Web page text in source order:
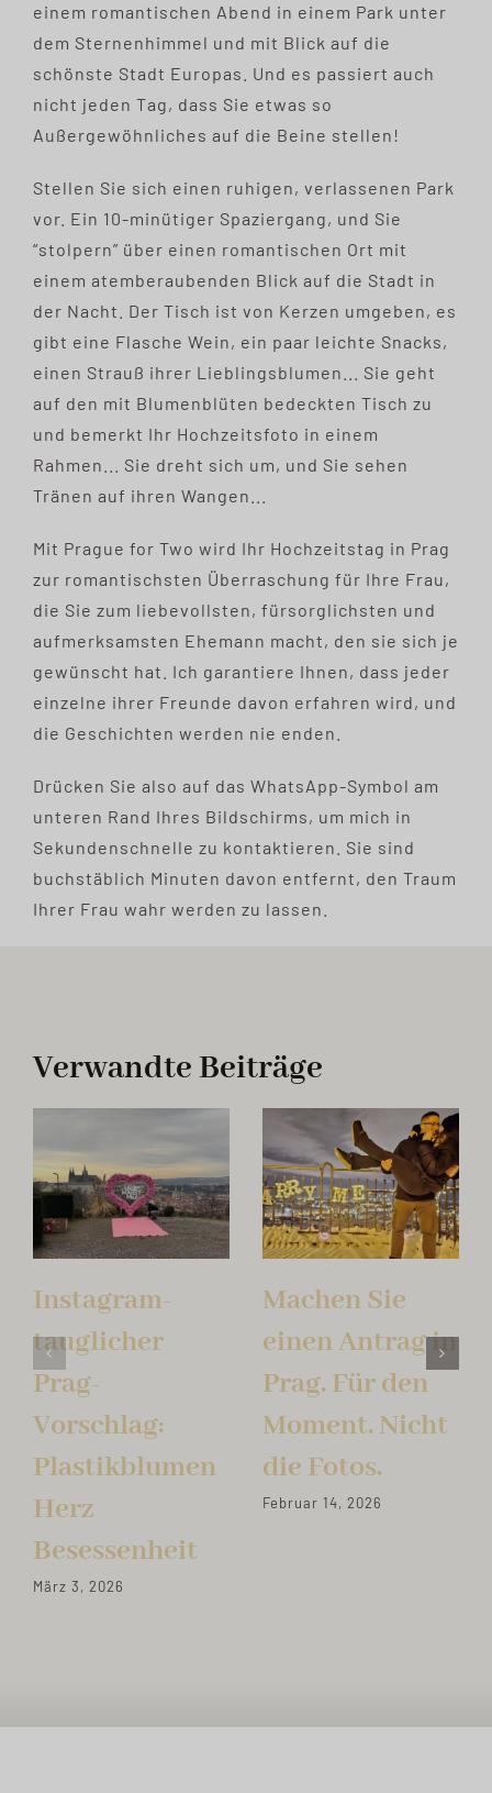
einem romantischen Abend in einem Park unter
dem Sternenhimmel und mit Blick auf die
schönste Stadt Europas. Und es passiert auch
nicht jeden Tag, dass Sie etwas so
Außergewöhnliches auf die Beine stellen!
Stellen Sie sich einen ruhigen, verlassenen Park
vor. Ein 10-minütiger Spaziergang, und Sie
“stolpern” über einen romantischen Ort mit
einem atemberaubenden Blick auf die Stadt in
der Nacht. Der Tisch ist von Kerzen umgeben, es
gibt eine Flasche Wein, ein paar leichte Snacks,
einen Strauß ihrer Lieblingsblumen... Sie geht
auf den mit Blumenblüten bedeckten Tisch zu
und bemerkt Ihr Hochzeitsfoto in einem
Rahmen... Sie dreht sich um, und Sie sehen
Tränen auf ihren Wangen...
Mit Prague for Two wird Ihr Hochzeitstag in Prag
zur romantischsten Überraschung für Ihre Frau,
die Sie zum liebevollsten, fürsorglichsten und
aufmerksamsten Ehemann macht, den sie sich je
gewünscht hat. Ich garantiere Ihnen, dass jeder
einzelne ihrer Freunde davon erfahren wird, und
die Geschichten werden nie enden.
Drücken Sie also auf das WhatsApp-Symbol am
unteren Rand Ihres Bildschirms, um mich in
Sekundenschnelle zu kontaktieren. Sie sind
buchstäblich Minuten davon entfernt, den Traum
Ihrer Frau wahr werden zu lassen.
Verwandte Beiträge
Instagram-
tauglicher
Prag-
Vorschlag:
Plastikblumen
Herz
Besessenheit
März 3, 2026
Machen Sie
einen Antrag in
Prag. Für den
Moment. Nicht
die Fotos.
Februar 14, 2026